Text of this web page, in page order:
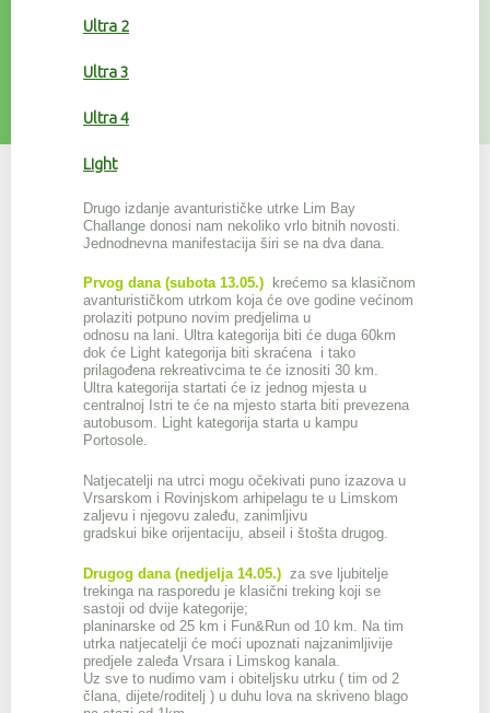
Ultra 2
Ultra 3
Ultra 4
Light
Drugo izdanje avanturističke utrke Lim Bay
Challange donosi nam nekoliko vrlo bitnih novosti.
Jednodnevna manifestacija širi se na dva dana.
Prvog dana (subota 13.05.)
krećemo sa klasičnom
avanturističkom utrkom koja će ove godine većinom
prolaziti potpuno novim predjelima u
odnosu na lani. Ultra kategorija biti će duga 60km
dok će Light kategorija biti skraćena i tako
prilagođena rekreativcima te će iznositi 30 km.
Ultra kategorija startati će iz jednog mjesta u
centralnoj Istri te će na mjesto starta biti prevezena
autobusom. Light kategorija starta u kampu
Portosole.
Natjecatelji na utrci mogu očekivati puno izazova u
Vrsarskom i Rovinjskom arhipelagu te u Limskom
zaljevu i njegovu zaleđu, zanimljivu
gradskui bike orijentaciju, abseil i štošta drugog.
Drugog dana (nedjelja 14.05.) za sve ljubitelje
trekinga na rasporedu je klasični treking koji se
sastoji od dvije kategorije;
planinarske od 25 km i Fun&Run od 10 km. Na tim
utrka natjecatelji će moći upoznati najzanimljivije
predjele zaleđa Vrsara i Limskog kanala.
Uz sve to nudimo vam i obiteljsku utrku ( tim od 2
člana, dijete/roditelj ) u duhu lova na skriveno blago